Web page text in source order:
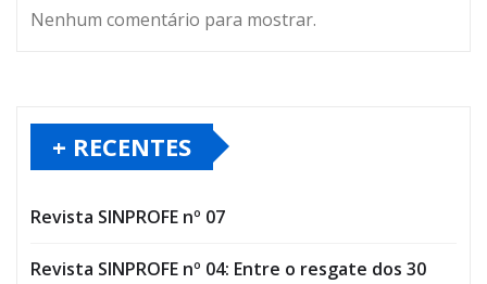
Nenhum comentário para mostrar.
+ RECENTES
Revista SINPROFE nº 07
Revista SINPROFE nº 04: Entre o resgate dos 30